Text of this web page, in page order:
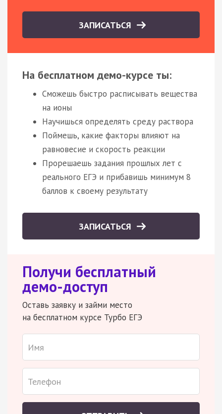
ЗАПИСАТЬСЯ
На бесплатном демо-курсе ты:
Сможешь быстро расписывать вещества
на ионы
Научишься определять среду раствора
Поймешь, какие факторы влияют на
равновесие и скорость реакции
Прорешаешь задания прошлых лет с
реального ЕГЭ и прибавишь минимум 8
баллов к своему результату
ЗАПИСАТЬСЯ
Получи бесплатный
демо-доступ
Оставь заявку и займи место
на бесплатном курсе Турбо ЕГЭ